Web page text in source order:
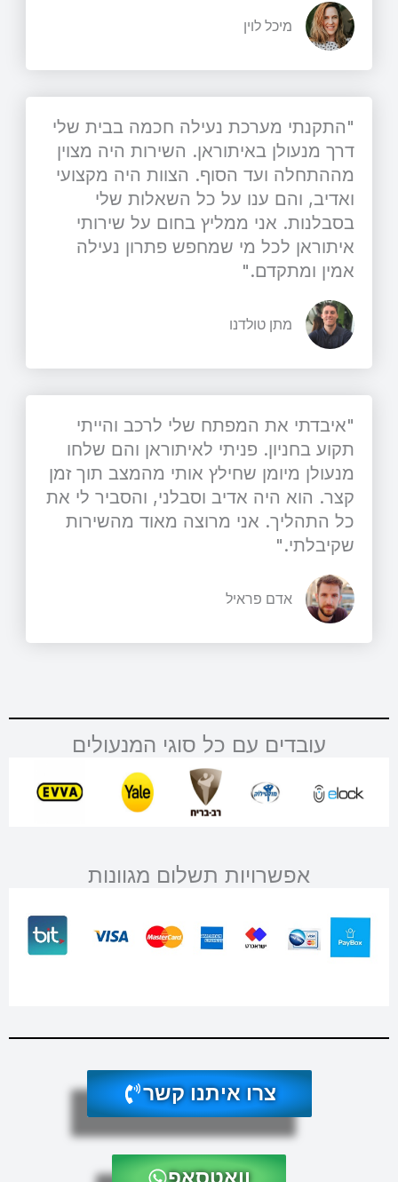
מיכל לוין
"התקנתי מערכת נעילה חכמה בבית שלי
דרך מנעולן באיתוראן. השירות היה מצוין
מההתחלה ועד הסוף. הצוות היה מקצועי
ואדיב, והם ענו על כל השאלות שלי
בסבלנות. אני ממליץ בחום על שירותי
איתוראן לכל מי שמחפש פתרון נעילה
אמין ומתקדם."
מתן טולדנו
"איבדתי את המפתח שלי לרכב והייתי
תקוע בחניון. פניתי לאיתוראן והם שלחו
מנעולן מיומן שחילץ אותי מהמצב תוך זמן
קצר. הוא היה אדיב וסבלני, והסביר לי את
כל התהליך. אני מרוצה מאוד מהשירות
שקיבלתי."
אדם פראיל
עובדים עם כל סוגי המנעולים
אפשרויות תשלום מגוונות
צרו איתנו קשר